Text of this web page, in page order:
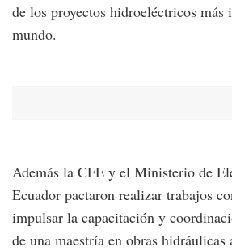
de los proyectos hidroeléctricos más
mundo.
Además la CFE y el Ministerio de
Ecuador pactaron realizar trabajos
impulsar la capacitación y
de una maestría en obras hidráulicas